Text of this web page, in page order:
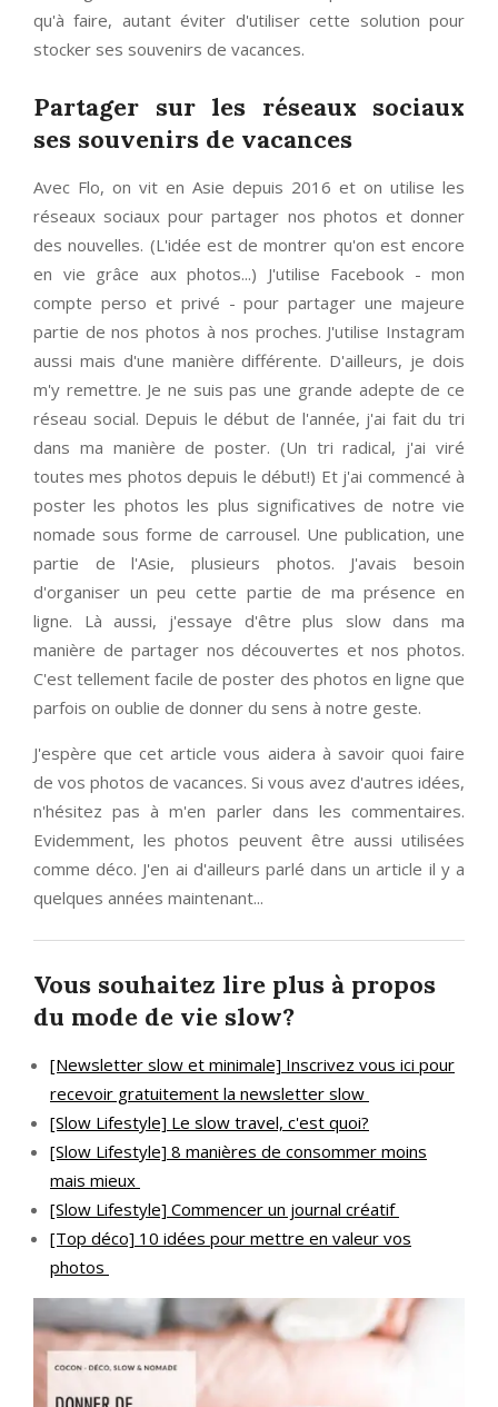
qu'à faire, autant éviter d'utiliser cette solution pour
stocker ses souvenirs de vacances.
Partager sur les réseaux sociaux
ses souvenirs de vacances
Avec Flo, on vit en Asie depuis 2016 et on utilise les
réseaux sociaux pour partager nos photos et donner
des nouvelles. (L'idée est de montrer qu'on est encore
en vie grâce aux photos...) J'utilise Facebook - mon
compte perso et privé - pour partager une majeure
partie de nos photos à nos proches. J'utilise Instagram
aussi mais d'une manière différente. D'ailleurs, je dois
m'y remettre. Je ne suis pas une grande adepte de ce
réseau social. Depuis le début de l'année, j'ai fait du tri
dans ma manière de poster. (Un tri radical, j'ai viré
toutes mes photos depuis le début!) Et j'ai commencé à
poster les photos les plus significatives de notre vie
nomade sous forme de carrousel. Une publication, une
partie de l'Asie, plusieurs photos. J'avais besoin
d'organiser un peu cette partie de ma présence en
ligne. Là aussi, j'essaye d'être plus slow dans ma
manière de partager nos découvertes et nos photos.
C'est tellement facile de poster des photos en ligne que
parfois on oublie de donner du sens à notre geste.
J'espère que cet article vous aidera à savoir quoi faire
de vos photos de vacances. Si vous avez d'autres idées,
n'hésitez pas à m'en parler dans les commentaires.
Evidemment, les photos peuvent être aussi utilisées
comme déco. J'en ai d'ailleurs parlé dans un article il y a
quelques années maintenant...
Vous souhaitez lire plus à propos
du mode de vie slow?
[Newsletter slow et minimale] Inscrivez vous ici pour
recevoir gratuitement la newsletter slow
[Slow Lifestyle] Le slow travel, c'est quoi?
[Slow Lifestyle] 8 manières de consommer moins
mais mieux
[Slow Lifestyle] Commencer un journal créatif
[Top déco] 10 idées pour mettre en valeur vos
photos